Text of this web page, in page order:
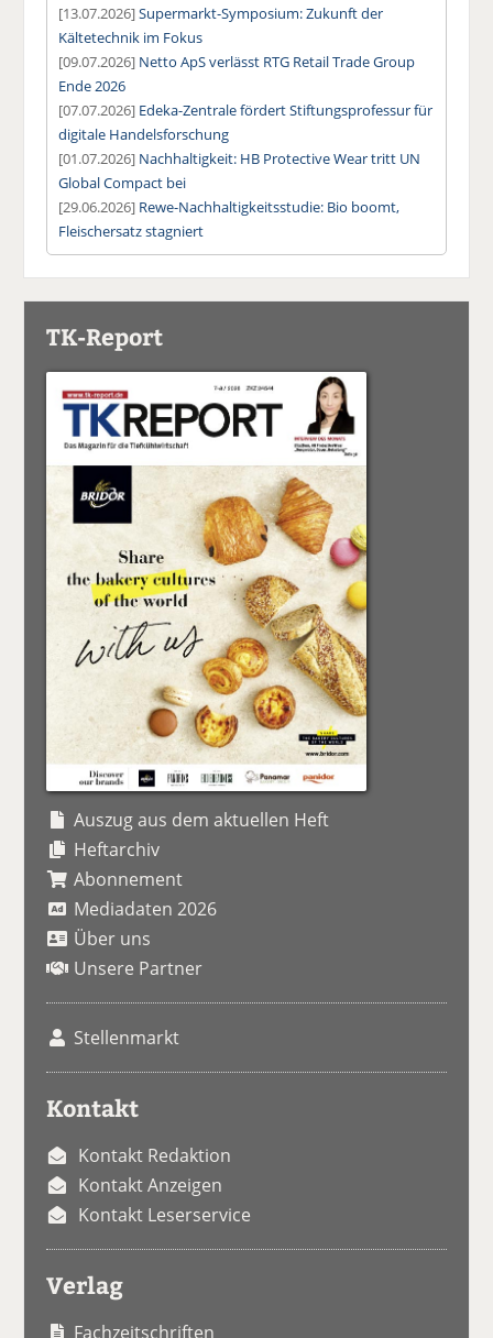
[13.07.2026]Supermarkt-Symposium: Zukunft der
Kältetechnik im Fokus
[09.07.2026] Netto ApS verlässt RTG Retail Trade Group
Ende 2026
[07.07.2026] Edeka-Zentrale fördert Stiftungsprofessur für
digitale Handelsforschung
[01.07.2026] Nachhaltigkeit: HB Protective Wear tritt UN
Global Compact bei
[29.06.2026] Rewe-Nachhaltigkeitsstudie: Bio boomt,
Fleischersatz stagniert
TK-Report
Auszug aus dem aktuellen Heft
Heftarchiv
Abonnement
Mediadaten 2026
Über uns
Unsere Partner
Stellenmarkt
Kontakt
Kontakt Redaktion
Kontakt Anzeigen
Kontakt Leserservice
Verlag
Fachzeitschriften